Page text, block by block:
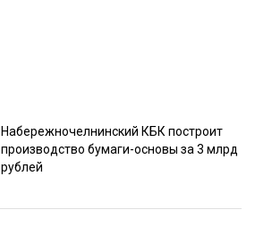
Набережночелнинский КБК построит
производство бумаги-основы за 3 млрд
рублей